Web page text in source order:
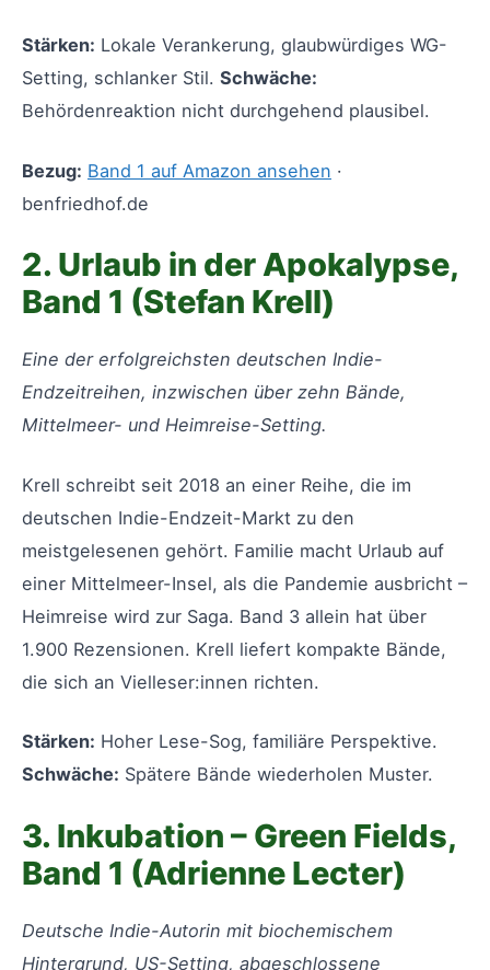
Stärken: Lokale Verankerung, glaubwürdiges WG-
Setting, schlanker Stil. Schwäche:
Behördenreaktion nicht durchgehend plausibel.
Bezug: Band 1 auf Amazon ansehen ·
benfriedhof.de
2. Urlaub in der Apokalypse,
Band 1 (Stefan Krell)
Eine der erfolgreichsten deutschen Indie-
Endzeitreihen, inzwischen über zehn Bände,
Mittelmeer- und Heimreise-Setting.
Krell schreibt seit 2018 an einer Reihe, die im
deutschen Indie-Endzeit-Markt zu den
meistgelesenen gehört. Familie macht Urlaub auf
einer Mittelmeer-Insel, als die Pandemie ausbricht –
Heimreise wird zur Saga. Band 3 allein hat über
1.900 Rezensionen. Krell liefert kompakte Bände,
die sich an Vielleser:innen richten.
Stärken: Hoher Lese-Sog, familiäre Perspektive.
Schwäche: Spätere Bände wiederholen Muster.
3. Inkubation – Green Fields,
Band 1 (Adrienne Lecter)
Deutsche Indie-Autorin mit biochemischem
Hintergrund, US-Setting, abgeschlossene